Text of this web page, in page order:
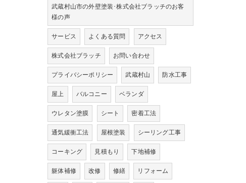
武蔵村山市の外壁塗装･株式会社ブラッチのお客
様の声
サービス
よくある質問
アクセス
株式会社ブラッチ
お問い合わせ
プライバシーポリシー
武蔵村山
防水工事
屋上
バルコニー
ベランダ
ウレタン塗膜
シート
密着工法
通気緩衝工法
屋根塗装
シーリング工事
コーキング
見積もり
下地補修
躯体補修
改修 修繕
リフォーム